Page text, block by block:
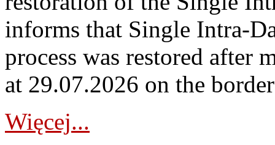
informs that Single Intra-
process was restored after
at 29.07.2026 on the
Więcej...